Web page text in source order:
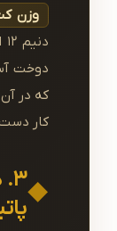
وزن
دوخت
که در
کار